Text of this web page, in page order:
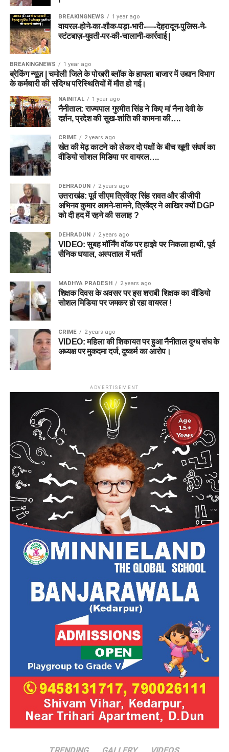
BREAKINGNEWS 1 year ago
वायरल-होने-का-शौक-पड़ा-भारी-—-देहरादून-पुलिस-ने-
स्टंटबाज़-युवती-पर-की-चालानी-कार्रवाई |
BREAKINGNEWS 1 year ago
ब्रेकिंग न्यूज़ | चमोली जिले के पोखरी ब्लॉक के हापला बाजार में उद्यान विभाग
के कर्मचारी की संदिग्ध परिस्थितियों में मौत हो गई।
NAINITAL 1 year ago
नैनीताल: राज्यपाल गुरमीत सिंह ने किए मां नैना देवी के
दर्शन, प्रदेश की सुख-शांति की कामना की….
CRIME 2 years ago
खेत की मेढ़ काटने को लेकर दो पक्षों के बीच खूनी संघर्ष का
वीडियो सोशल मिडिया पर वायरल….
DEHRADUN 2 years ago
उत्तराखंड: पूर्व सीएम त्रिवेंद्र सिंह रावत और डीजीपी
अभिनव कुमार आमने-सामने, त्रिवेंद्र ने आखिर क्यों DGP
को दी हद में रहने की सलाह ?
DEHRADUN 2 years ago
VIDEO: सुबह मॉर्निंग वॉक पर हाइवे पर निकला हाथी, पूर्व
सैनिक घयाल, अस्पताल में भर्ती
MADHYA PRADESH 2 years ago
शिक्षक दिवस के अवसर पर इस शराबी शिक्षक का वीडियो
सोशल मिडिया पर जमकर हो रहा वायरल !
CRIME 2 years ago
VIDEO: महिला की शिकायत पर हुआ नैनीताल दुग्ध संघ के
अध्यक्ष पर मुकदमा दर्ज, दुष्कर्म का आरोप।
ADVERTISEMENT